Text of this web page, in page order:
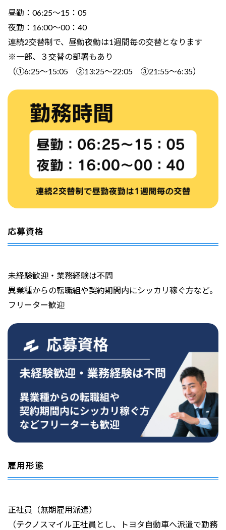
昼勤：06:25～15：05
夜勤：16:00～00：40
連続2交替制で、昼勤夜勤は1週間毎の交替となります
※一部、３交替の部署もあり
（①6:25～15:05 ②13:25～22:05 ③21:55～6:35）
応募資格
未経験歓迎・業務経験は不問
異業種からの転職組や契約期間内にシッカリ稼ぐ方など。
フリーター歓迎
雇用形態
正社員（無期雇用派遣）
（テクノスマイル正社員とし、トヨタ自動車へ派遣で勤務